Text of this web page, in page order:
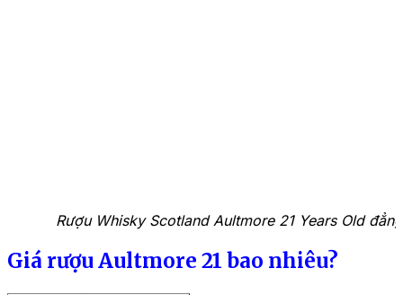
Rượu Whisky Scotland Aultmore 21 Years Old
Giá rượu Aultmore 21 bao nhiêu?